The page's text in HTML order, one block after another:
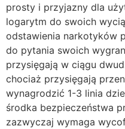
prosty i przyjazny dla
logarytm do swoich
odstawienia narkotyków
do pytania swoich
przysięgają w ciągu
chociaż przysięgają
wynagrodzić 1-3 linia
środka bezpieczeństwa
zazwyczaj wymaga